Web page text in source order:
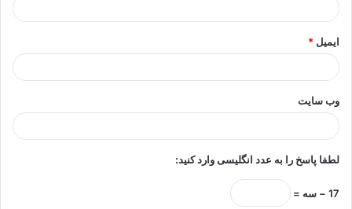
ایمیل *
وب‌ سایت
لطفا پاسخ را به عدد انگلیسی وارد کنید:
17 − سه =